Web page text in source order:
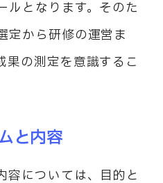
ルとなります。そのた
定から研修の運営ま
果の測定を意識するこ
と内容
容については、目的と